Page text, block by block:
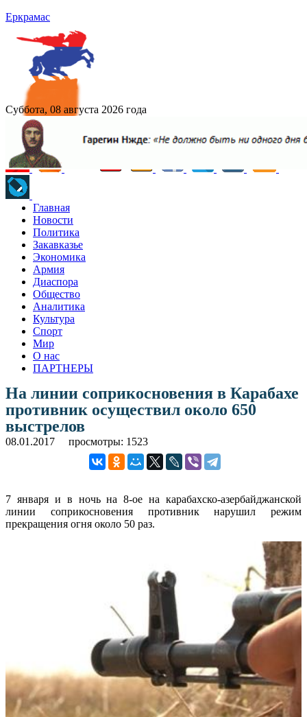
Еркрамас
Суббота, 08 августа 2026 года
Главная
Новости
Политика
Закавказье
Экономика
Армия
Диаспора
Общество
Аналитика
Культура
Спорт
Мир
О нас
ПАРТНЕРЫ
На линии соприкосновения в Карабахе
противник осуществил около 650
выстрелов
08.01.2017 просмотры: 1523
7 января и в ночь на 8-ое на карабахско-азербайджанской
линии соприкосновения противник нарушил режим
прекращения огня около 50 раз.